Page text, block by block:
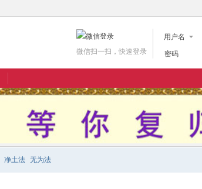
用户名
密码
微信扫一扫，快速登录
净土法 无为法